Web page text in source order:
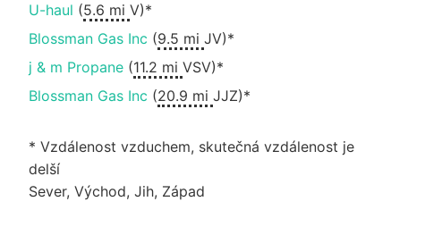
U-haul (5.6 mi V)*
Blossman Gas Inc (9.5 mi JV)*
j & m Propane(11.2 mi VSV)*
Blossman Gas Inc (20.9 mi JJZ)*
* Vzdálenost vzduchem, skutečná vzdálenost je
delší
Sever, Východ, Jih, Západ